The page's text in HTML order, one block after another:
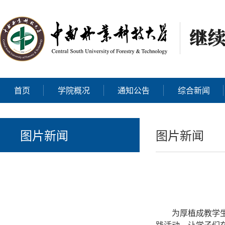
首页 学院概况 通知公告 综合新闻
图片新闻 图片新闻
为厚植成教学